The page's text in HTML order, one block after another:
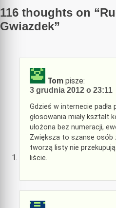
116 thoughts on “
Gwiazdek”
Tom pisze:
3 grudnia 2012 o 23:11
Gdzieś w internecie
głosowania miały kształt
ułożona bez numeracji,
Zwiększa to szanse
tworzą listy nie
liście.